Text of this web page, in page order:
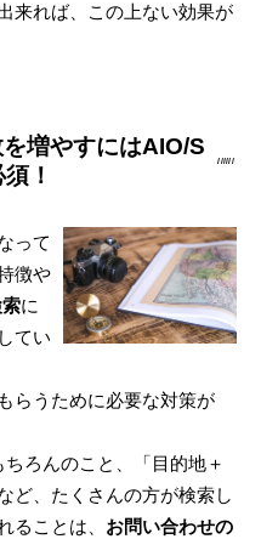
来れば、この上ない効果が
増やすにはAIO/S
！
って
徴や
に
てい
らうために必要な対策が
ちろんのこと、「目的地＋
ど、たくさんの方が検索し
ることは、 お問い合わせの